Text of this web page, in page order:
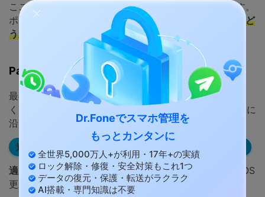
Dr.Foneでスマホ管理を
もっとカンタンに
全世界5,000万人+が利用・17年+の実績
ロック解除・修復・安全対策もこれ1つ
データの復元・保護・転送がラクラク
AI搭載・専門知識は不要
ここからは、読者が実際に試しやすい順番で整理します。
ポイントは、
まず更新、次に再試行、最後に古い端末かど
うかを判断する
ことです。
Part 3-1: まずアップデート確認から始めるには？
最初にやるべきなのは、設定の細部をいじることではな
く、OS更新可否を確認することです。Apple公式の案内に
沿うなら、ここが最短ルートです。
進め方
適用場面:「操作を完了できません」と表示され、まだOS
更新を確認していない場合。